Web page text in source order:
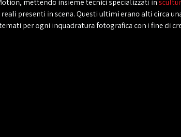
mettendo insieme tecnici specializzati in
presenti in scena. Questi ultimi erano alti circa
per ogni inquadratura fotografica con i fine di